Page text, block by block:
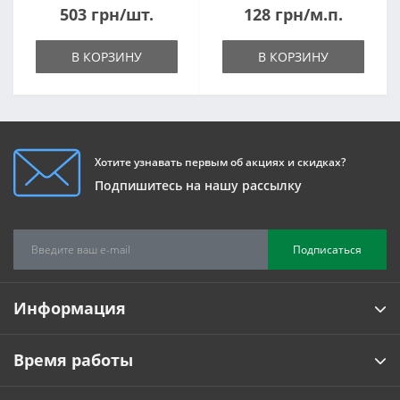
503 грн/шт.
В КОРЗИНУ
128 грн/м.п.
В КОРЗИНУ
Хотите узнавать первым об акциях и скидках?
Подпишитесь на нашу рассылку
Подписаться
Информация
Время работы